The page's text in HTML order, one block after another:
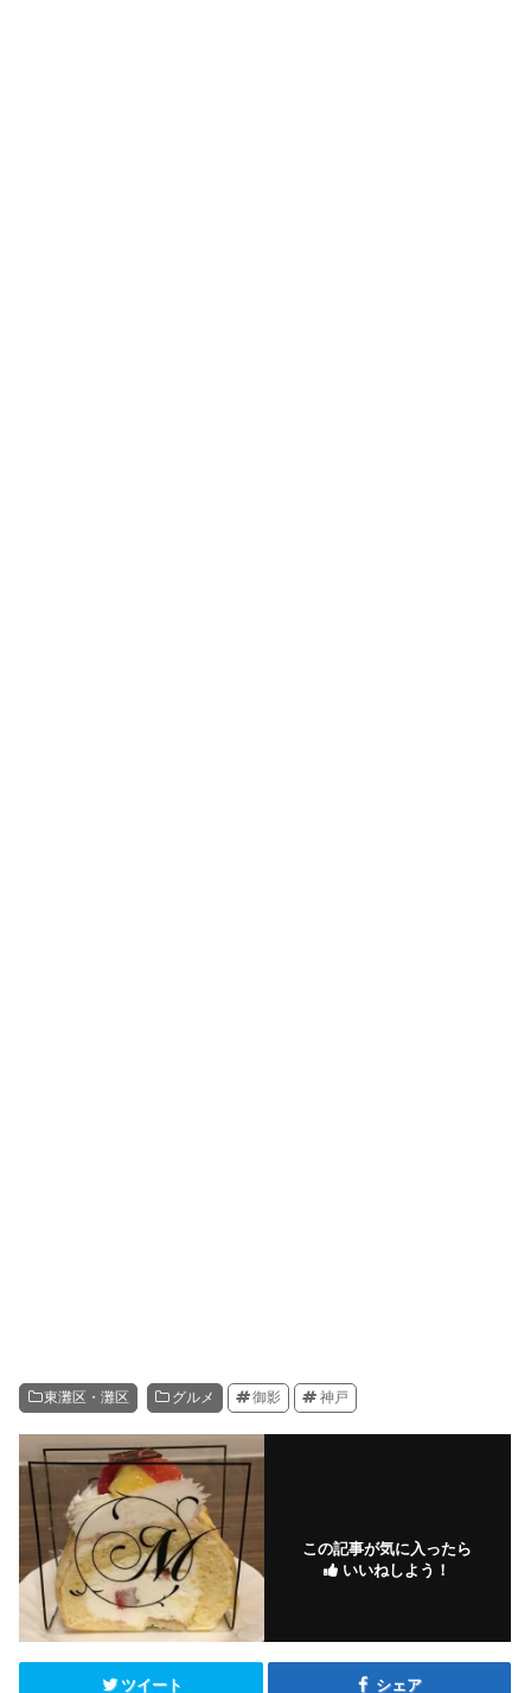
東灘区・灘区 グルメ 御影 神戸
この記事が気に入ったら
いいねしよう！
ツイート シェア